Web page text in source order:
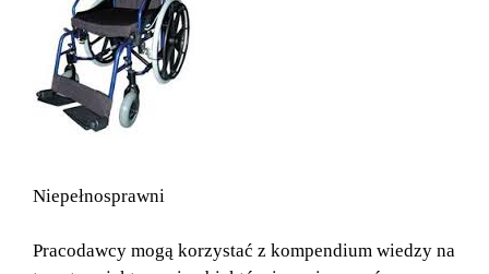
Niepełnosprawni
Pracodawcy mogą korzystać z kompendium wiedzy na